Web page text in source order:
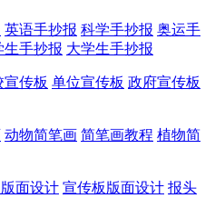
英语手抄报 科学手抄报 奥运手
生手抄报 大学生手抄报
宣传板 单位宣传板 政府宣传板
动物简笔画 简笔画教程 植物简
面设计 宣传板版面设计 报头